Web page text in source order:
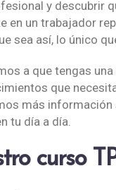
y descubrir
en un trabajador
sea así, lo único
a que tengas
que
más información
tu día a día.
curso